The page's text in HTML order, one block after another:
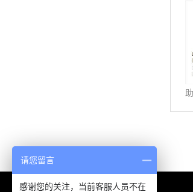
请您留言
感谢您的关注，当前客服人员不在